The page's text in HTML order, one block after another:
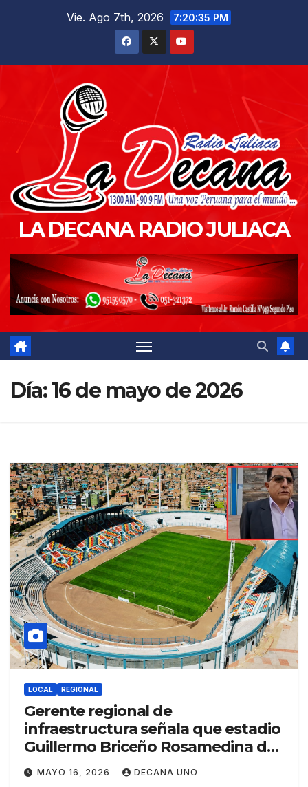
Vie. Ago 7th, 2026 7:20:37 PM
LA DECANA RADIO JULIACA
Día:16 de mayo de 2026
LOCAL REGIONAL
Gerente regional de
infraestructura señala que estadio
Guillermo Briceño Rosamedina de
Juliaca se entregaría en seis meses
MAYO 16, 2026 DECANA UNO